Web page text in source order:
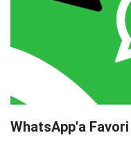
WhatsApp'a